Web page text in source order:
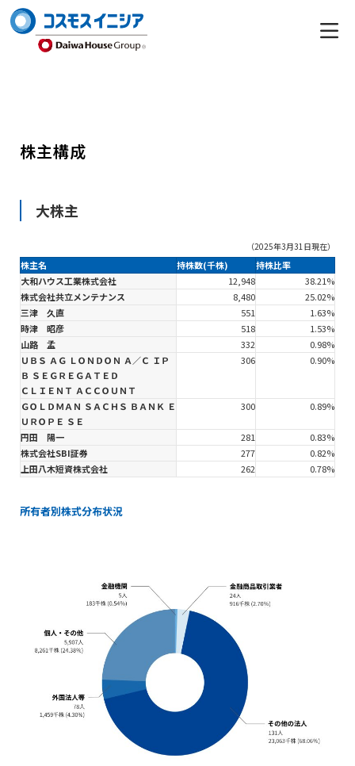
株主構成
大株主
（2025年3月31日現在）
株主名 持株数(千株)
持株比率
大和ハウス工業株式会社
12,948
38.21%
株式会社共立メンテナンス
8,480
25.02%
三津 久直
551
1.63%
時津 昭彦
518
1.53%
山路 孟
332
0.98%
ＵＢＳ ＡＧ ＬＯＮＤＯＮ Ａ／Ｃ ＩＰ
Ｂ ＳＥＧＲＥＧＡＴＥＤ
ＣＬＩＥＮＴ ＡＣＣＯＵＮＴ
306 0.90%
ＧＯＬＤＭＡＮ ＳＡＣＨＳ ＢＡＮＫ Ｅ
ＵＲＯＰＥ ＳＥ
300 0.89%
円田 陽一 281
0.83%
株式会社SBI証券
277
0.82%
上田八木短資株式会社
262 0.78%
所有者別株式分布状況